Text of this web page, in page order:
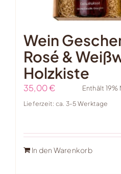
Wein
Rosé &
Holzkiste
35,00€ Enthält 19%
Lieferzeit: ca. 3-5 Werktage
In den Warenkorb